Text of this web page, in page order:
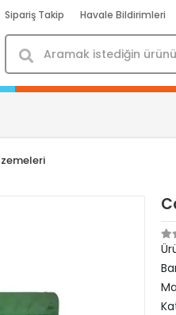
Sipariş Takip Havale Bildirimleri